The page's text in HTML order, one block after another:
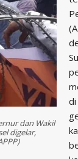
dan Wakil
digelar,